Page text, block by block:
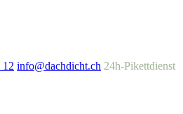
12 info@dachdicht.ch 24h-Pikettdienst